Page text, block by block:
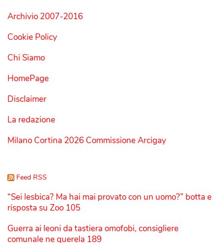
Archivio 2007-2016
Cookie Policy
Chi Siamo
HomePage
Disclaimer
La redazione
Milano Cortina 2026 Commissione Arcigay
Feed RSS
“Sei lesbica? Ma hai mai provato con un uomo?” botta e
risposta su Zoo 105
Guerra ai leoni da tastiera omofobi, consigliere
comunale ne querela 189